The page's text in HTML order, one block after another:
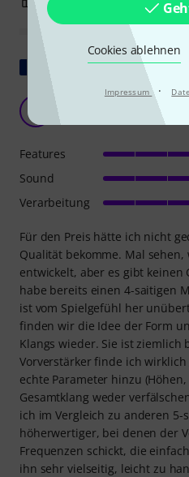
Cookies ablehnen
Impressum ·
Original zeigen
Überraschend!!
LeDab
Für den Preis hätte ich nicht
Qualität bekomme. Mal
entwickelt, aber es gibt
habe bereits einen 4-saitigen
ist vom Spielgefühl her
finden wir die Idee der Form
Klangs wieder. Sie ist ziemlich
Vorverstärker finde ich
echte Parameter hinzu
Gesamtklang weder
ich im Vergleich zu anderen 5-
höherwertiger, bei denen der
Frequenzen schickt, die
ihn sehr vielseitig, leicht zu
Features
Sound
Verarbeitung